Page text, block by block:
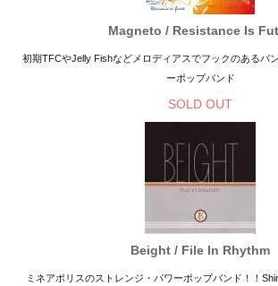
Magneto / Resistance Is
初期TFCやJelly Fishなどメロディアスでフックのあるバ
ーポップバンド
SOLD OUT
Beight / File In Rhythm
ミネアポリスのストレンジ・パワーポップバンド！！